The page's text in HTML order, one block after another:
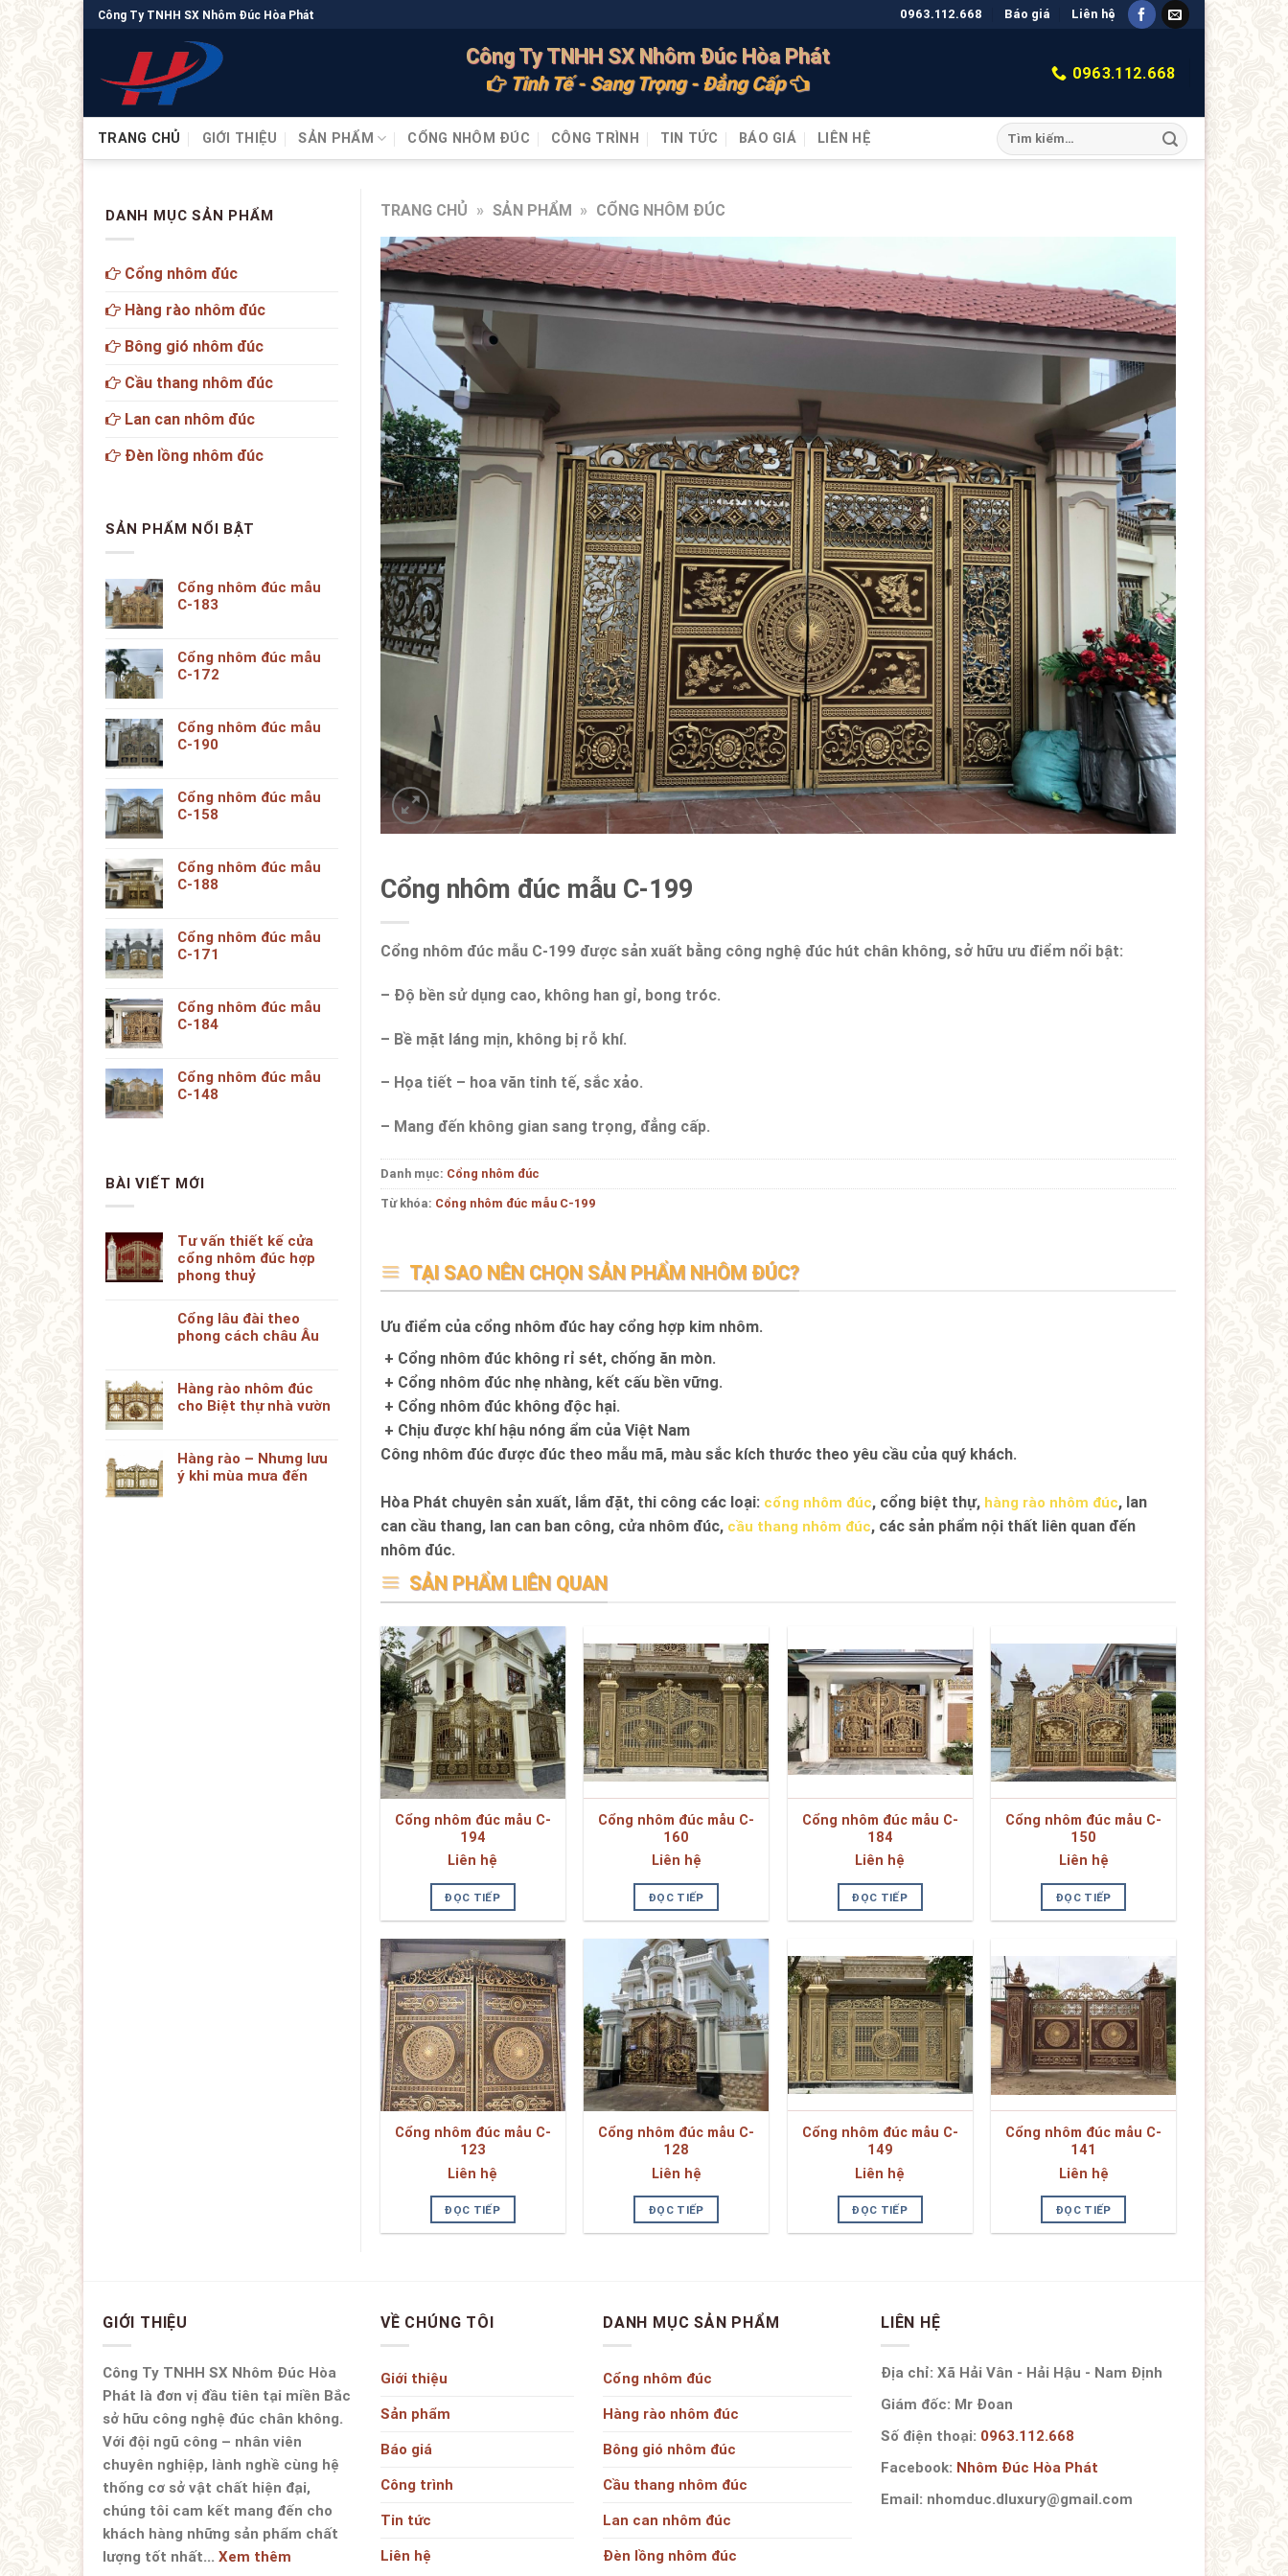
Công Ty TNHH SX Nhôm Đúc Hòa Phát 0963.112.668 Báo giá Liên hệ
Công Ty TNHH SX Nhôm Đúc Hòa Phát
Tinh Tế - Sang Trọng - Đẳng Cấp 0963.112.668
TRANG CHỦ GIỚI THIỆU SẢN PHẨM CỔNG NHÔM ĐÚC CÔNG TRÌNH TIN TỨC BÁO GIÁ LIÊN HỆ
TRANG CHỦ » SẢN PHẨM » CỔNG NHÔM ĐÚC
Cổng nhôm đúc mẫu C-199
Cổng nhôm đúc mẫu C-199 được sản xuất bằng công nghệ đúc hút chân không, sở hữu ưu điểm nổi bật:
– Độ bền sử dụng cao, không han gỉ, bong tróc.
– Bề mặt láng mịn, không bị rỗ khí.
– Họa tiết – hoa văn tinh tế, sắc xảo.
– Mang đến không gian sang trọng, đẳng cấp.
Danh mục: Cổng nhôm đúc
Từ khóa: Cổng nhôm đúc mẫu C-199
TẠI SAO NÊN CHỌN SẢN PHẨM NHÔM ĐÚC?
Ưu điểm của cổng nhôm đúc hay cổng hợp kim nhôm.
+ Cổng nhôm đúc không rỉ sét, chống ăn mòn.
+ Cổng nhôm đúc nhẹ nhàng, kết cấu bền vững.
+ Cổng nhôm đúc không độc hại.
+ Chịu được khí hậu nóng ẩm của Việt Nam
Công nhôm đúc được đúc theo mẫu mã, màu sắc kích thước theo yêu cầu của quý khách.
Hòa Phát chuyên sản xuất, lắm đặt, thi công các loại: cổng nhôm đúc, cổng biệt thự, hàng rào nhôm đúc, lan
can cầu thang, lan can ban công, cửa nhôm đúc, cầu thang nhôm đúc, các sản phẩm nội thất liên quan đến
nhôm đúc.
SẢN PHẨM LIÊN QUAN
Cổng nhôm đúc mẫu C-
194
Liên hệ
ĐỌC TIẾP
Cổng nhôm đúc mẫu C-
160
Liên hệ
ĐỌC TIẾP
Cổng nhôm đúc mẫu C-
184
Liên hệ
ĐỌC TIẾP
Cổng nhôm đúc mẫu C-
150
Liên hệ
ĐỌC TIẾP
Cổng nhôm đúc mẫu C-
123
Liên hệ
ĐỌC TIẾP
Cổng nhôm đúc mẫu C-
128
Liên hệ
ĐỌC TIẾP
Cổng nhôm đúc mẫu C-
149
Liên hệ
ĐỌC TIẾP
Cổng nhôm đúc mẫu C-
141
Liên hệ
ĐỌC TIẾP
DANH MỤC SẢN PHẨM
Cổng nhôm đúc
Hàng rào nhôm đúc
Bông gió nhôm đúc
Cầu thang nhôm đúc
Lan can nhôm đúc
Đèn lồng nhôm đúc
SẢN PHẨM NỔI BẬT
Cổng nhôm đúc mẫu
C-183
Cổng nhôm đúc mẫu
C-172
Cổng nhôm đúc mẫu
C-190
Cổng nhôm đúc mẫu
C-158
Cổng nhôm đúc mẫu
C-188
Cổng nhôm đúc mẫu
C-171
Cổng nhôm đúc mẫu
C-184
Cổng nhôm đúc mẫu
C-148
BÀI VIẾT MỚI
Tư vấn thiết kế cửa
cổng nhôm đúc hợp
phong thuỷ
Cổng lâu đài theo
phong cách châu Âu
Hàng rào nhôm đúc
cho Biệt thự nhà vườn
Hàng rào – Nhưng lưu
ý khi mùa mưa đến
GIỚI THIỆU
Công Ty TNHH SX Nhôm Đúc Hòa
Phát là đơn vị đầu tiên tại miền Bắc
sở hữu công nghệ đúc chân không.
Với đội ngũ công – nhân viên
chuyên nghiệp, lành nghề cùng hệ
thống cơ sở vật chất hiện đại,
chúng tôi cam kết mang đến cho
khách hàng những sản phẩm chất
lượng tốt nhất... Xem thêm
VỀ CHÚNG TÔI
Giới thiệu
Sản phẩm
Báo giá
Công trình
Tin tức
Liên hệ
DANH MỤC SẢN PHẨM
Cổng nhôm đúc
Hàng rào nhôm đúc
Bông gió nhôm đúc
Cầu thang nhôm đúc
Lan can nhôm đúc
Đèn lồng nhôm đúc
LIÊN HỆ
Địa chỉ: Xã Hải Vân - Hải Hậu - Nam Định
Giám đốc: Mr Đoan
Số điện thoại: 0963.112.668
Facebook: Nhôm Đúc Hòa Phát
Email: nhomduc.dluxury@gmail.com